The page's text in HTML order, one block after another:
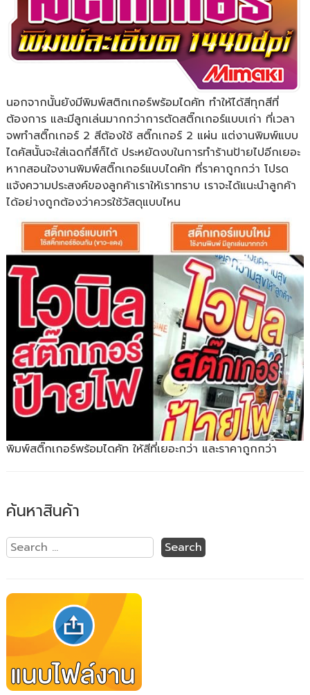
นอกจากนั้นยังมีพิมพ์สติกเกอร์พร้อมไดคัท ทำให้ได้สีทุกสีที่
ต้องการ และมีลูกเล่นมากกว่าการตัดสติ๊กเกอร์แบบเก่า ที่เวลา
จพทำสติ๊กเกอร์ 2 สีต้องใช้ สติ๊กเกอร์ 2 แผ่น แต่งานพิมพ์แบบ
ไดคัสนั้นจะใส่เฉดกี่สีก็ได้ ประหยัดงบในการทำร้านป้ายไปอีกเยอะ
หากสอนใจงานพิมพ์สติ๊กเกอร์แบบไดคัท ที่ราคาถูกกว่า โปรด
แจ้งความประสงค์ของลูกค้าเราให้เราทราบ เราจะได้แนะนำลูกค้า
ได้อย่างถูกต้องว่าควรใช้วัสดุแบบไหน
พิมพ์สติ๊กเกอร์พร้อมไดคัท ให้สีที่เยอะกว่า และราคาถูกกว่า
ค้นหาสินค้า